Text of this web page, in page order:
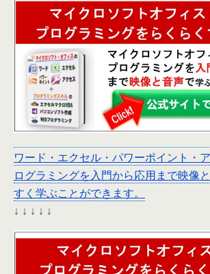
ワード・エクセル・パワーポイント・
ログラミングを入門から応用まで映像
すく学ぶことができます。
↓ ↓ ↓ ↓ ↓